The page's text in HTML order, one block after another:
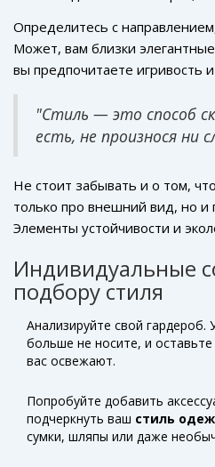
оболочка, это способ
состояние, ваше настроение
Каждый элемент вашего
резонировать с вашим
с активной жизненной
подойдут динамичные и
и комфортом.
Определитесь с
Может, вам близки
вы предпочитаете игривость
эклектики? Не бойтесь
разные сочетания. В этом
соцсети, ведь так просто
комбинациями от модных
и изучение мировых брендов
отправной точкой в поисках
"Стиль — это способ
есть, не произнося ни
Не стоит забывать и о том, что
только про внешний вид, но
Элементы устойчивости и
стремящихся к экологической
только подчеркнёт ваш стиль,
предпочтения, связанные с
внимание и им — мягкие
дерзость.
Индивидуальные
подбору стиля
Анализируйте свой гардероб.
больше не носите, и
вас освежают.
Попробуйте добавить
подчеркнуть ваш стиль
сумки, шляпы или даже